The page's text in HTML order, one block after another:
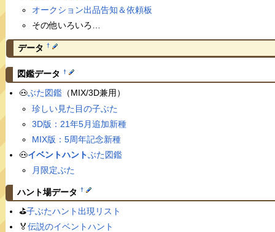
オークション出品告知＆依頼板
その他いろいろ…
データ †
図鑑データ †
🐽ぶた図鑑（MIX/3D兼用）
珍しい見た目の子ぶた
3D版：21年5月追加新種
MIX版：5周年記念新種
🐽イベントハントぶた図鑑
月限定ぶた
ハント場データ †
⛳️子ぶたハント出現リスト
🏅伝説のイベントハント